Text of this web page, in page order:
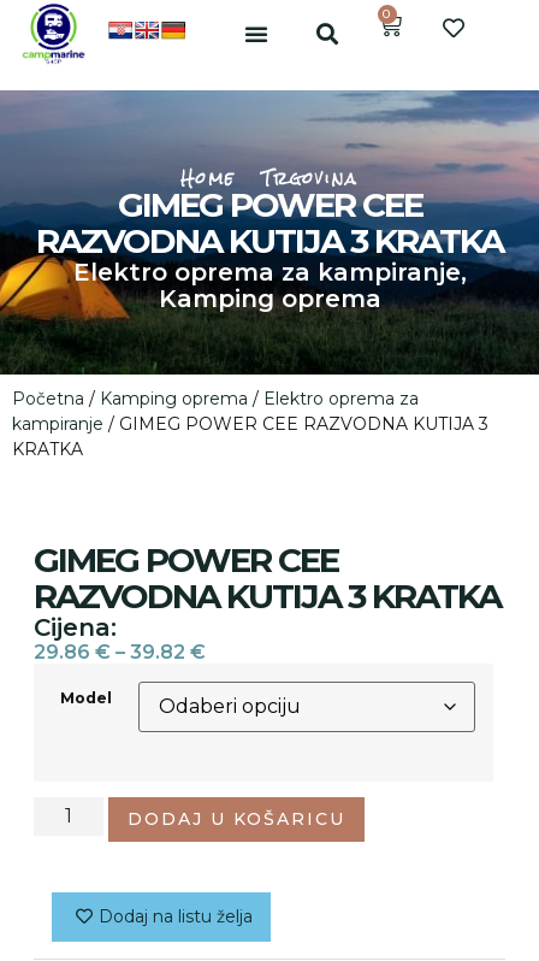
0
Home Trgovina
GIMEG POWER CEE
RAZVODNA KUTIJA 3 KRATKA
Elektro oprema za kampiranje,
Kamping oprema
Početna / Kamping oprema / Elektro oprema za
kampiranje / GIMEG POWER CEE RAZVODNA KUTIJA 3
KRATKA
GIMEG POWER CEE
RAZVODNA KUTIJA 3 KRATKA
Cijena:
29.86 € – 39.82 €
Model
DODAJ U KOŠARICU
Dodaj na listu želja